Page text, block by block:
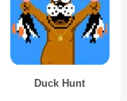
Duck Hunt